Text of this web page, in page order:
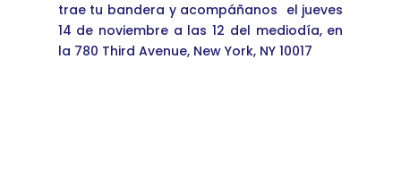
trae tu bandera y acompáñanos el jueves
14 de noviembre a las 12 del mediodía, en
la 780 Third Avenue, New York, NY 10017